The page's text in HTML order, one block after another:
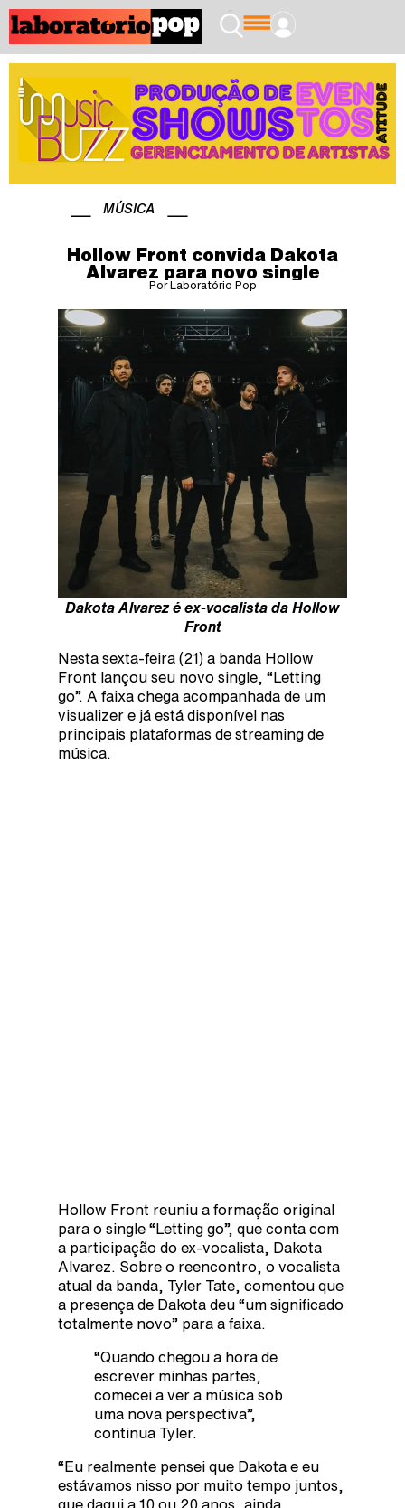
MÚSICA
Hollow Front convida Dakota
Alvarez para novo single
Por Laboratório Pop
Dakota Alvarez é ex-vocalista da Hollow
Front
Nesta sexta-feira (21) a banda Hollow
Front lançou seu novo single, “Letting
go”. A faixa chega acompanhada de um
visualizer e já está disponível nas
principais plataformas de streaming de
música.
Hollow Front reuniu a formação original
para o single “Letting go”, que conta com
a participação do ex-vocalista, Dakota
Alvarez. Sobre o reencontro, o vocalista
atual da banda, Tyler Tate, comentou que
a presença de Dakota deu “um significado
totalmente novo” para a faixa.
“Quando chegou a hora de
escrever minhas partes,
comecei a ver a música sob
uma nova perspectiva”,
continua Tyler.
“Eu realmente pensei que Dakota e eu
estávamos nisso por muito tempo juntos,
que daqui a 10 ou 20 anos, ainda